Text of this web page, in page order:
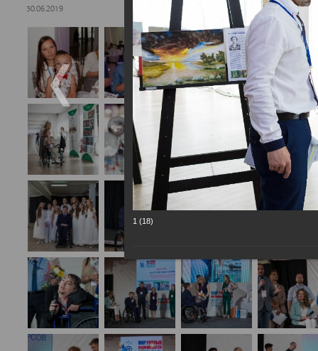
30.06.2019
1 (18)